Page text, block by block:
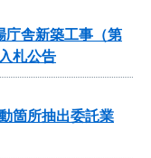
庁舎新築工事（第
札公告
箇所抽出委託業